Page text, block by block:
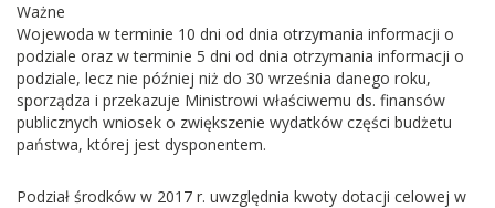
Ważne
Wojewoda w terminie 10 dni od dnia otrzymania informacji o
podziale oraz w terminie 5 dni od dnia otrzymania informacji o
podziale, lecz nie później niż do 30 września danego roku,
sporządza i przekazuje Ministrowi właściwemu ds. finansów
publicznych wniosek o zwiększenie wydatków części budżetu
państwa, której jest dysponentem.
Podział środków w 2017 r. uwzględnia kwoty dotacji celowej w